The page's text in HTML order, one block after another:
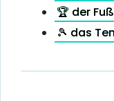
🏆 der
🎾 das